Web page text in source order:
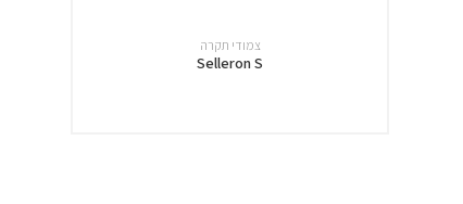
צמודי תקרה
Selleron S